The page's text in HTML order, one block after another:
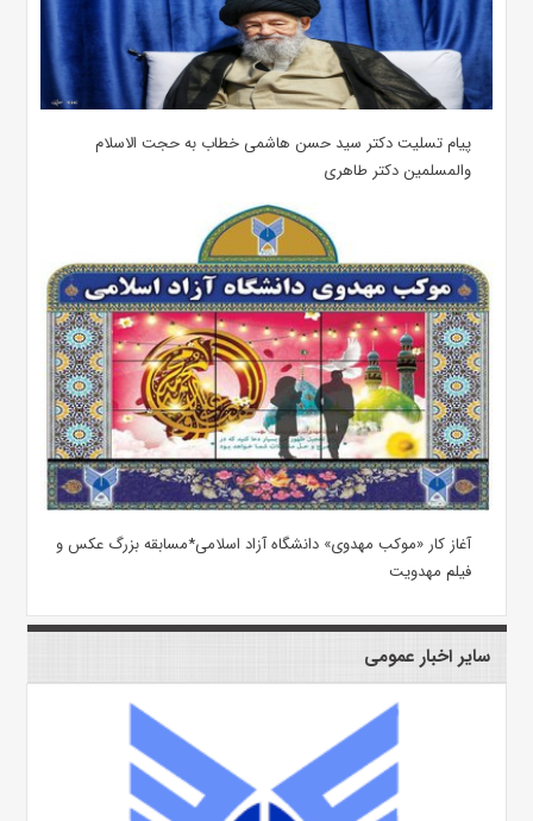
پیام تسلیت دکتر سید حسن هاشمی خطاب به حجت الاسلام
والمسلمین دکتر طاهری
آغاز کار «موکب مهدوی» دانشگاه آزاد اسلامی*مسابقه بزرگ عکس و
فیلم مهدویت
سایر اخبار عمومی